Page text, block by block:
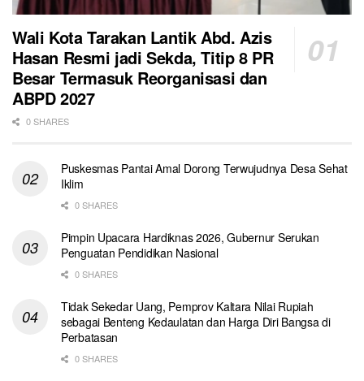
Wali Kota Tarakan Lantik Abd. Azis
Hasan Resmi jadi Sekda, Titip 8 PR
Besar Termasuk Reorganisasi dan
ABPD 2027
0 SHARES
Puskesmas Pantai Amal Dorong Terwujudnya Desa Sehat
Iklim
0 SHARES
Pimpin Upacara Hardiknas 2026, Gubernur Serukan
Penguatan Pendidikan Nasional
0 SHARES
Tidak Sekedar Uang, Pemprov Kaltara Nilai Rupiah
sebagai Benteng Kedaulatan dan Harga Diri Bangsa di
Perbatasan
0 SHARES